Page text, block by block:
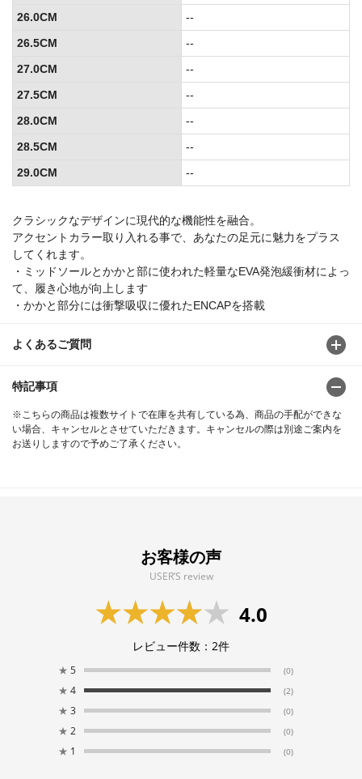
クラシックなデザインに現代的な機能性を融合。
アクセントカラー取り入れる事で、あなたの足元に魅力をプラス
してくれます。
・ミッドソールとかかと部に使われた軽量なEVA発泡緩衝材によっ
て、履き心地が向上します
・かかと部分には衝撃吸収に優れたENCAPを搭載
よくあるご質問
特記事項
※こちらの商品は複数サイトで在庫を共有している為、商品の手配ができな
い場合、キャンセルとさせていただきます。キャンセルの際は別途ご案内を
お送りしますので予めご了承ください。
26.0CM
--
26.5CM
--
27.0CM
--
27.5CM
--
28.0CM
--
28.5CM
--
29.0CM
--
お客様の声
USER’S review
4.0
レビュー件数： 2件
★ 5 (0)
★ 4 (2)
★ 3 (0)
★ 2 (0)
★ 1 (0)